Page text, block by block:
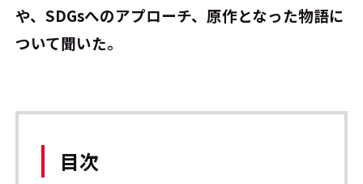
や、SDGsへのアプローチ、原作となった物語に
ついて聞いた。
目次